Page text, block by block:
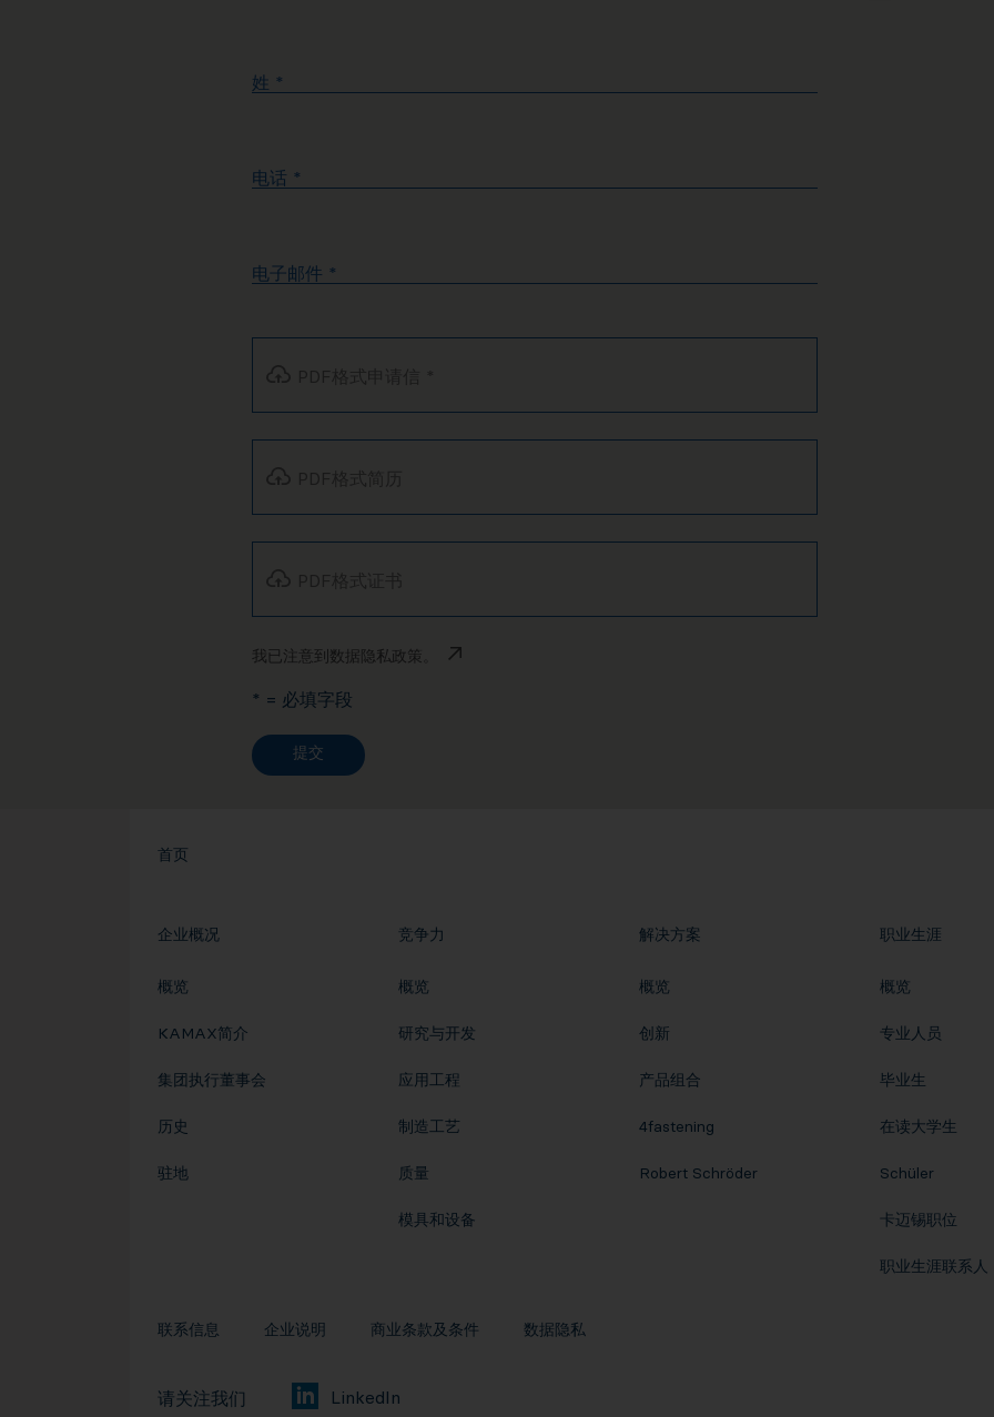
姓 *
电话 *
电子邮件 *
我已注意到数据隐私政策。
* = 必填字段
提交
首页
企业概况
概览
KAMAX简介
集团执行董事会
历史
驻地
竞争力
概览
研究与开发
应用工程
制造工艺
质量
模具和设备
解决方案
概览
创新
产品组合
4fastening
Robert Schröder
职业生涯
概览
专业人员
毕业生
在读大学生
Schüler
卡迈锡职位
职业生涯联系人
联系信息 企业说明 商业条款及条件 数据隐私
请关注我们 LinkedIn